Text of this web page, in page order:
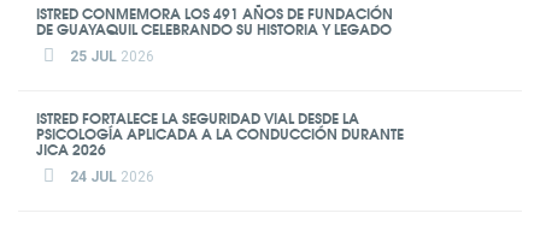
ISTRED CONMEMORA LOS 491 AÑOS DE FUNDACIÓN
DE GUAYAQUIL CELEBRANDO SU HISTORIA Y LEGADO
25 JUL 2026
ISTRED FORTALECE LA SEGURIDAD VIAL DESDE LA
PSICOLOGÍA APLICADA A LA CONDUCCIÓN DURANTE
JICA 2026
24 JUL 2026